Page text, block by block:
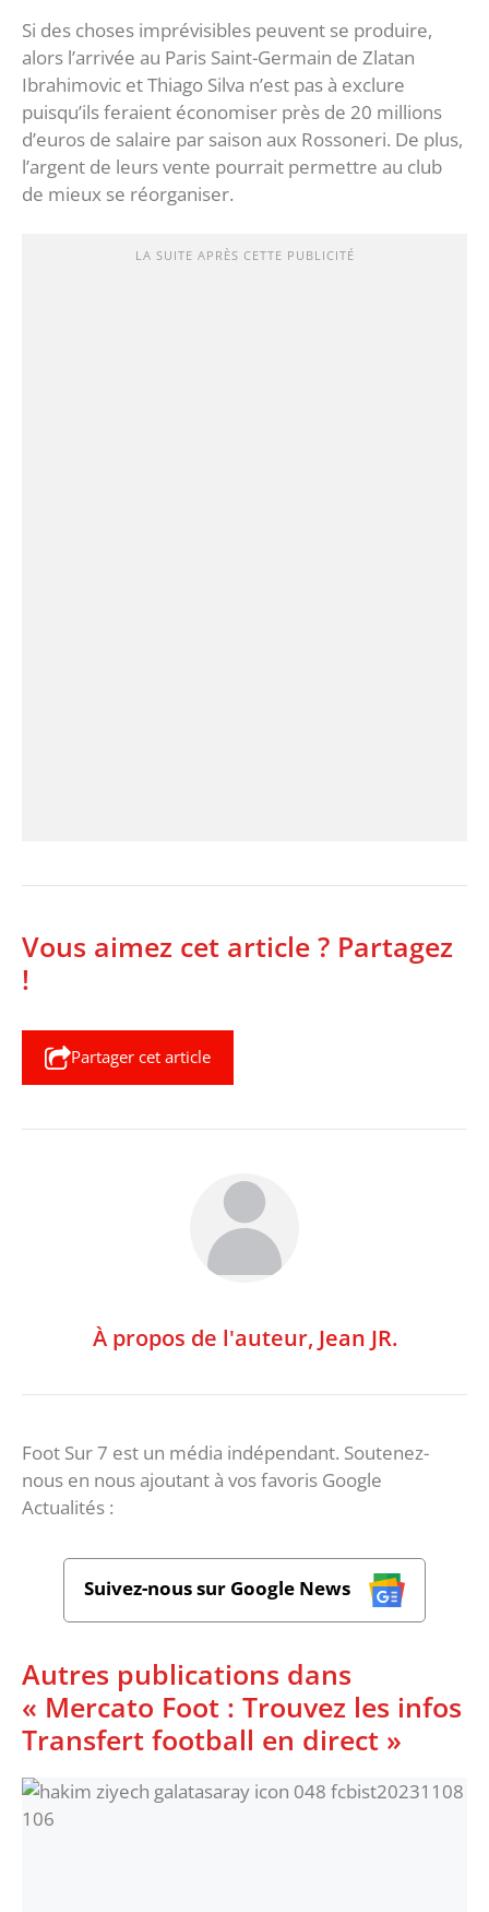
Si des choses imprévisibles peuvent se produire,
alors l’arrivée au Paris Saint-Germain de Zlatan
Ibrahimovic et Thiago Silva n’est pas à exclure
puisqu’ils feraient économiser près de 20 millions
d’euros de salaire par saison aux Rossoneri. De plus,
l’argent de leurs vente pourrait permettre au club
de mieux se réorganiser.
LA SUITE APRÈS CETTE PUBLICITÉ
Vous aimez cet article ? Partagez
!
Partager cet article
À propos de l'auteur, Jean JR.
Foot Sur 7 est un média indépendant. Soutenez-
nous en nous ajoutant à vos favoris Google
Actualités :
Suivez-nous sur Google News
Autres publications dans
« Mercato Foot : Trouvez les infos
Transfert football en direct »